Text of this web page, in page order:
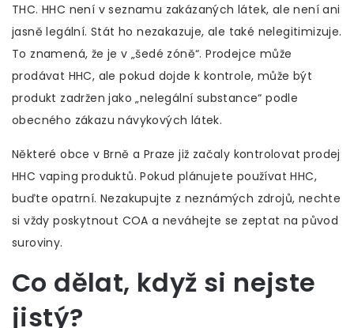
THC. HHC není v seznamu zakázaných látek, ale není ani
jasně legální. Stát ho nezakazuje, ale také nelegitimizuje.
To znamená, že je v „šedé zóně“. Prodejce může
prodávat HHC, ale pokud dojde k kontrole, může být
produkt zadržen jako „nelegální substance“ podle
obecného zákazu návykových látek.
Některé obce v Brně a Praze již začaly kontrolovat prodej
HHC vaping produktů. Pokud plánujete používat HHC,
buďte opatrní. Nezakupujte z neznámých zdrojů, nechte
si vždy poskytnout COA a neváhejte se zeptat na původ
suroviny.
Co dělat, když si nejste
jistý?